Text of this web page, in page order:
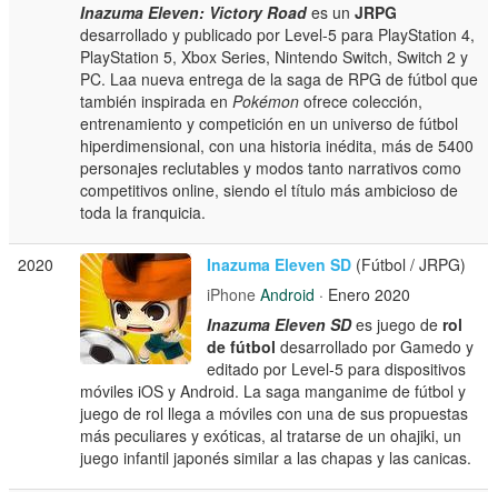
Inazuma Eleven: Victory Roades unJRPG
desarrollado y publicado por Level-5 para PlayStation 4,
PlayStation 5, Xbox Series, Nintendo Switch, Switch 2 y
PC. Laa nueva entrega de la saga de RPG de fútbol que
también inspirada enPokémon ofrece colección,
entrenamiento y competición en un universo de fútbol
hiperdimensional, con una historia inédita, más de 5400
personajes reclutables y modos tanto narrativos como
competitivos online, siendo el título más ambicioso de
toda la franquicia.
2020 Inazuma Eleven SD (Fútbol / JRPG)
iPhone Android · Enero 2020
Inazuma Eleven SDes juego derol
de fútbol desarrollado por Gamedo y
editado por Level-5 para dispositivos
móviles iOS y Android. La saga manganime de fútbol y
juego de rol llega a móviles con una de sus propuestas
más peculiares y exóticas, al tratarse de un ohajiki, un
juego infantil japonés similar a las chapas y las canicas.